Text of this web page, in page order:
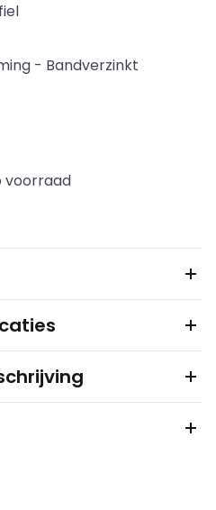
- Bandverzinkt
voorraad